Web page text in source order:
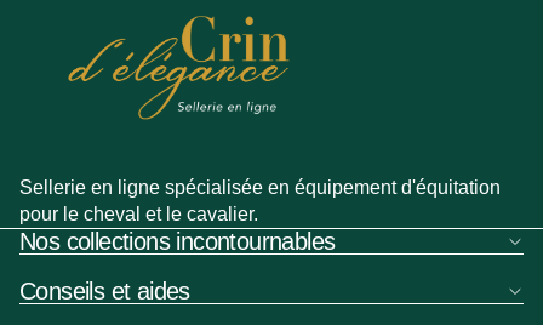
Sellerie en ligne spécialisée en équipement d'équitation
pour le cheval et le cavalier.
Nos collections incontournables
Conseils et aides